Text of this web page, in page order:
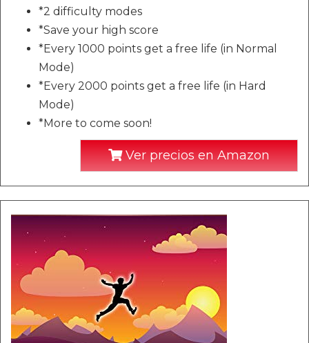
*2 difficulty modes
*Save your high score
*Every 1000 points get a free life (in Normal
Mode)
*Every 2000 points get a free life (in Hard
Mode)
*More to come soon!
Ver precios en Amazon